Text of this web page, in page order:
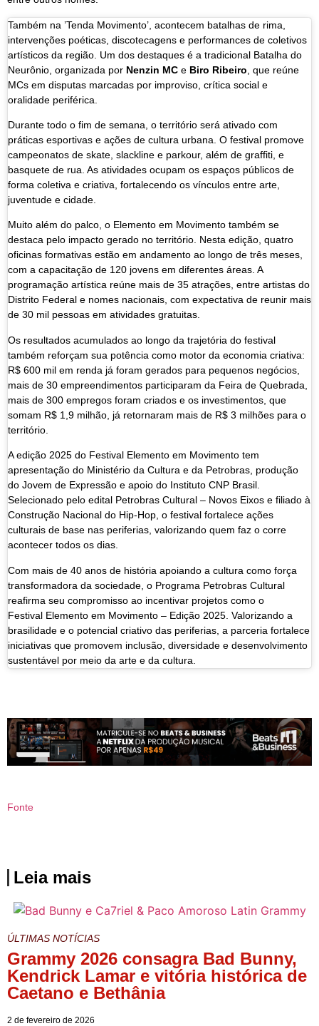
Também na ’Tenda Movimento’, acontecem batalhas de rima,
intervenções poéticas, discotecagens e performances de coletivos
artísticos da região. Um dos destaques é a tradicional Batalha do
Neurônio, organizada por Nenzin MC e Biro Ribeiro , que reúne
MCs em disputas marcadas por improviso, crítica social e
oralidade periférica.
Durante todo o fim de semana, o território será ativado com
práticas esportivas e ações de cultura urbana. O festival promove
campeonatos de skate, slackline e parkour, além de graffiti, e
basquete de rua. As atividades ocupam os espaços públicos de
forma coletiva e criativa, fortalecendo os vínculos entre arte,
juventude e cidade.
Muito além do palco, o Elemento em Movimento também se
destaca pelo impacto gerado no território. Nesta edição, quatro
oficinas formativas estão em andamento ao longo de três meses,
com a capacitação de 120 jovens em diferentes áreas. A
programação artística reúne mais de 35 atrações, entre artistas do
Distrito Federal e nomes nacionais, com expectativa de reunir mais
de 30 mil pessoas em atividades gratuitas.
Os resultados acumulados ao longo da trajetória do festival
também reforçam sua potência como motor da economia criativa:
R$ 600 mil em renda já foram gerados para pequenos negócios,
mais de 30 empreendimentos participaram da Feira de Quebrada,
mais de 300 empregos foram criados e os investimentos, que
somam R$ 1,9 milhão, já retornaram mais de R$ 3 milhões para o
território.
A edição 2025 do Festival Elemento em Movimento tem
apresentação do Ministério da Cultura e da Petrobras, produção
do Jovem de Expressão e apoio do Instituto CNP Brasil.
Selecionado pelo edital Petrobras Cultural – Novos Eixos e filiado à
Construção Nacional do Hip-Hop, o festival fortalece ações
culturais de base nas periferias, valorizando quem faz o corre
acontecer todos os dias.
Com mais de 40 anos de história apoiando a cultura como força
transformadora da sociedade, o Programa Petrobras Cultural
reafirma seu compromisso ao incentivar projetos como o
Festival Elemento em Movimento – Edição 2025. Valorizando a
brasilidade e o potencial criativo das periferias, a parceria fortalece
iniciativas que promovem inclusão, diversidade e desenvolvimento
sustentável por meio da arte e da cultura.
Fonte
Leia mais
ÚLTIMAS NOTÍCIAS
Grammy 2026 consagra Bad Bunny,
Kendrick Lamar e vitória histórica de
Caetano e Bethânia
2 de fevereiro de 2026